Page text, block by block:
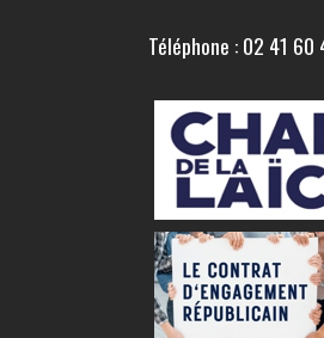
Téléphone : 02 41 60